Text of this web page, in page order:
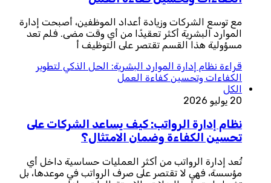
مع توسع الشركات وزيادة أعداد الموظفين، أصبحت إدارة
الموارد البشرية أكثر تعقيدًا من أي وقت مضى. فلم تعد
مسؤولية هذا القسم تقتصر على التوظيف أ
قراءة نظام إدارة الموارد البشرية: الحل الذكي لتطوير
الكفاءات وتحسين كفاءة العمل
الكل
20 يوليو 2026
نظام إدارة الرواتب: كيف يساعد الشركات على
تحسين الكفاءة وضمان الامتثال؟
تُعد إدارة الرواتب من أكثر العمليات حساسية داخل أي
مؤسسة، فهي لا تقتصر على صرف الرواتب في موعدها، بل